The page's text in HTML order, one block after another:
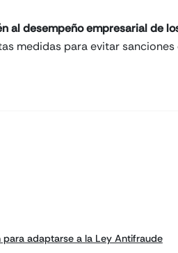
al desempeño empresarial de
medidas para evitar
adaptarse a la Ley Antifraude